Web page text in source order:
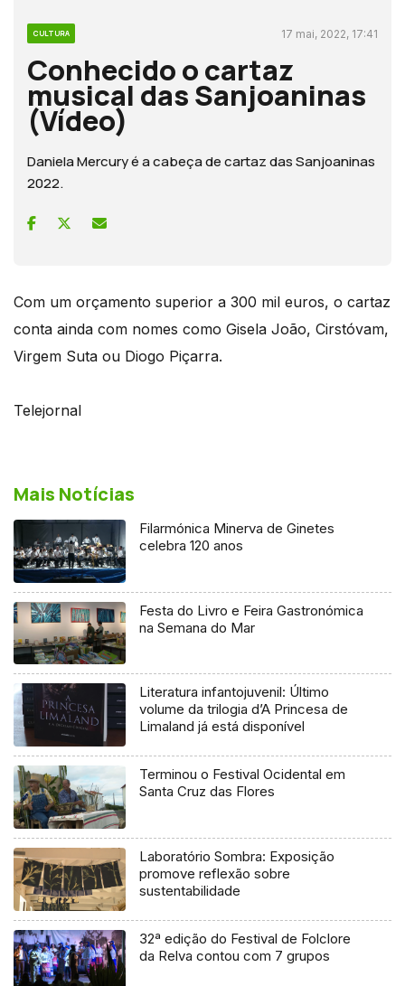
CULTURA 17 mai, 2022, 17:41
Conhecido o cartaz
musical das Sanjoaninas
(Vídeo)
Daniela Mercury é a cabeça de cartaz das Sanjoaninas
2022.
Com um orçamento superior a 300 mil euros, o cartaz
conta ainda com nomes como Gisela João, Cirstóvam,
Virgem Suta ou Diogo Piçarra.
Telejornal
Mais Notícias
Filarmónica Minerva de Ginetes
celebra 120 anos
Festa do Livro e Feira Gastronómica
na Semana do Mar
Literatura infantojuvenil: Último
volume da trilogia d’A Princesa de
Limaland já está disponível
Terminou o Festival Ocidental em
Santa Cruz das Flores
Laboratório Sombra: Exposição
promove reflexão sobre
sustentabilidade
32ª edição do Festival de Folclore
da Relva contou com 7 grupos